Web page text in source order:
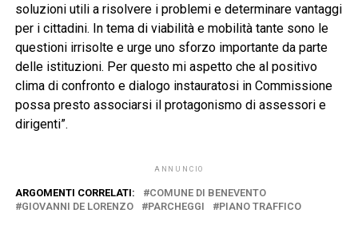
soluzioni utili a risolvere i problemi e determinare vantaggi
per i cittadini. In tema di viabilità e mobilità tante sono le
questioni irrisolte e urge uno sforzo importante da parte
delle istituzioni. Per questo mi aspetto che al positivo
clima di confronto e dialogo instauratosi in Commissione
possa presto associarsi il protagonismo di assessori e
dirigenti”.
ANNUNCIO
ARGOMENTI CORRELATI:
COMUNE DI BENEVENTO
GIOVANNI DE LORENZO
PARCHEGGI PIANO TRAFFICO